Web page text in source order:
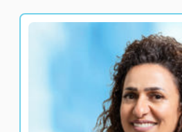
ريم خوري
اخصائية تغذية سريرية أولى